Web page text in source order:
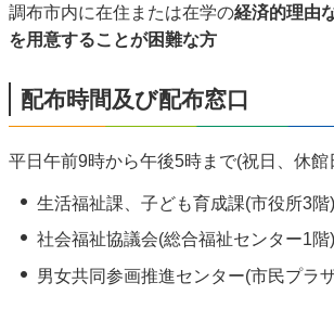
調布市内に在住または在学の経済的理由
を用意することが困難な方
配布時間及び配布窓口
平日午前9時から午後5時まで(祝日、休館
生活福祉課、子ども育成課(市役所3階)
社会福祉協議会(総合福祉センター1階)
男女共同参画推進センター(市民プラ